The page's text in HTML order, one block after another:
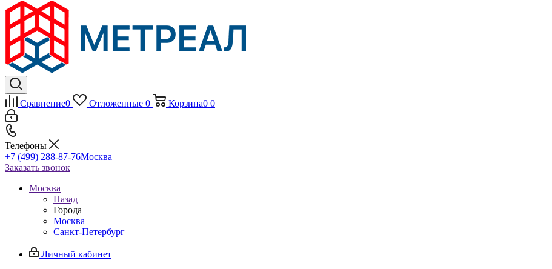
Сравнение0 Отложенные 0 Корзина0 0
Телефоны
+7 (499) 288-87-76Москва
Заказать звонок
Москва
Назад
Города
Москва
Санкт-Петербург
Личный кабинет